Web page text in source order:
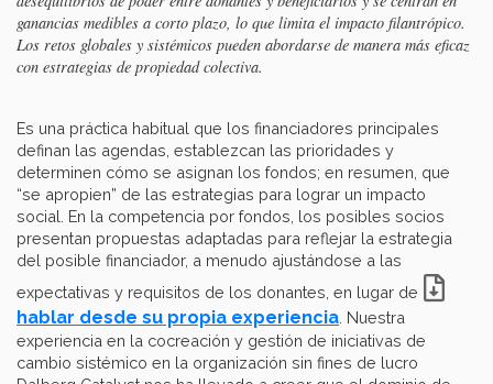
ganancias medibles a corto plazo, lo que limita el impacto filantrópico.
Los retos globales y sistémicos pueden abordarse de manera más eficaz
con estrategias de propiedad colectiva.
Es una práctica habitual que los financiadores principales
definan las agendas, establezcan las prioridades y
determinen cómo se asignan los fondos; en resumen, que
“se apropien” de las estrategias para lograr un impacto
social. En la competencia por fondos, los posibles socios
presentan propuestas adaptadas para reflejar la estrategia
del posible financiador, a menudo ajustándose a las
expectativas y requisitos de los donantes, en lugar de
hablar desde su propia experiencia . Nuestra
experiencia en la cocreación y gestión de iniciativas de
cambio sistémico en la organización sin fines de lucro